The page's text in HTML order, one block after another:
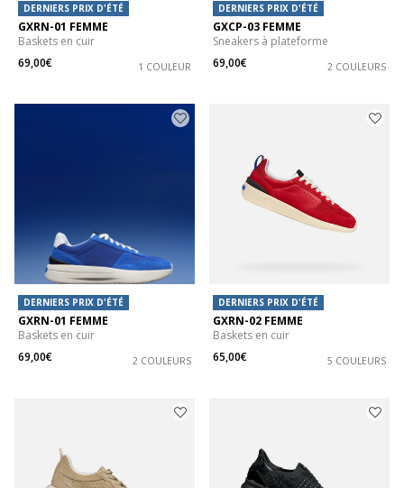
DERNIERS PRIX D'ÉTÉ
GXRN-01 FEMME
Baskets en cuir
69,00€
1 COULEUR
DERNIERS PRIX D'ÉTÉ
GXCP-03 FEMME
Sneakers à plateforme
69,00€
2 COULEURS
DERNIERS PRIX D'ÉTÉ
GXRN-01 FEMME
Baskets en cuir
69,00€
2 COULEURS
DERNIERS PRIX D'ÉTÉ
GXRN-02 FEMME
Baskets en cuir
65,00€
5 COULEURS